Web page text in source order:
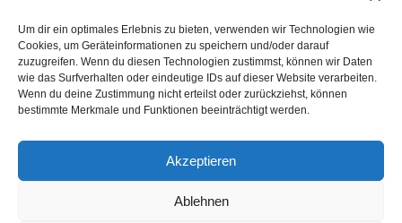
Um dir ein optimales Erlebnis zu bieten, verwenden wir Technologien wie
Cookies, um Geräteinformationen zu speichern und/oder darauf
zuzugreifen. Wenn du diesen Technologien zustimmst, können wir Daten
wie das Surfverhalten oder eindeutige IDs auf dieser Website verarbeiten.
Wenn du deine Zustimmung nicht erteilst oder zurückziehst, können
bestimmte Merkmale und Funktionen beeinträchtigt werden.
Akzeptieren
Ablehnen
Allgemein, Sportabzeichen
GANZ VIELE GOLD-ABZEICHEN
vonHeidrun Riese